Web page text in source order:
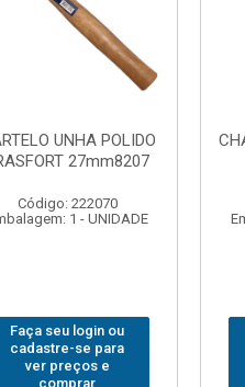
ADAPTADOR PARA
SOQUETE WAFT
Código: 235563
Embalagem: 1 - UNIDADE
Faça seu login ou
cadastre-se para
ver preços e
comprar